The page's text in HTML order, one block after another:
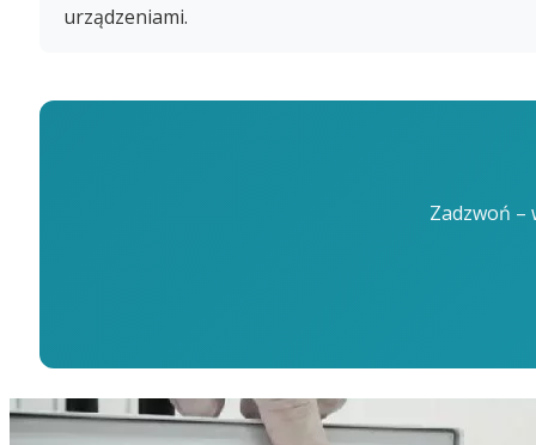
urządzeniami.
Zadzwoń –